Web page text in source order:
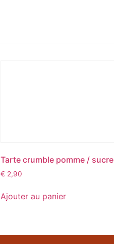
Tarte crumble pomme / sucre
€ 2,90
Ajouter au panier